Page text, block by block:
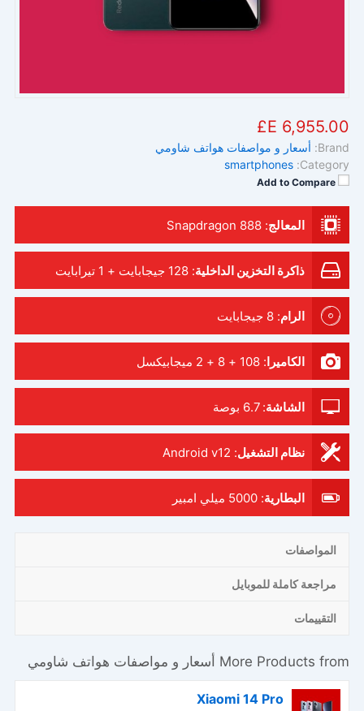
6,955.00 E£
Brand: أسعار و مواصفات هواتف شاومي
Category:
smartphones
Add to Compare
المعالج:
Snapdragon 888
ذاكرة التخزين الداخلية: 128 جيجابايت + 1 تيرابايت
الرام: 8 جيجابايت
الكاميرا : 108 + 8 + 2 ميجابيكسل
الشاشة:6.7 بوصة
نظام التشغيل:
Android v12
البطارية: 5000 ميلي امبير
المواصفات
مراجعة كاملة للموبايل
التقييمات
More Products from أسعار و مواصفات هواتف شاومي
Xiaomi 14 Pro